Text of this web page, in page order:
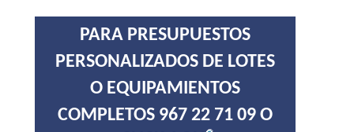
PARA PRESUPUESTOS
PERSONALIZADOS DE LOTES
O EQUIPAMIENTOS
COMPLETOS 967 22 71 09 O